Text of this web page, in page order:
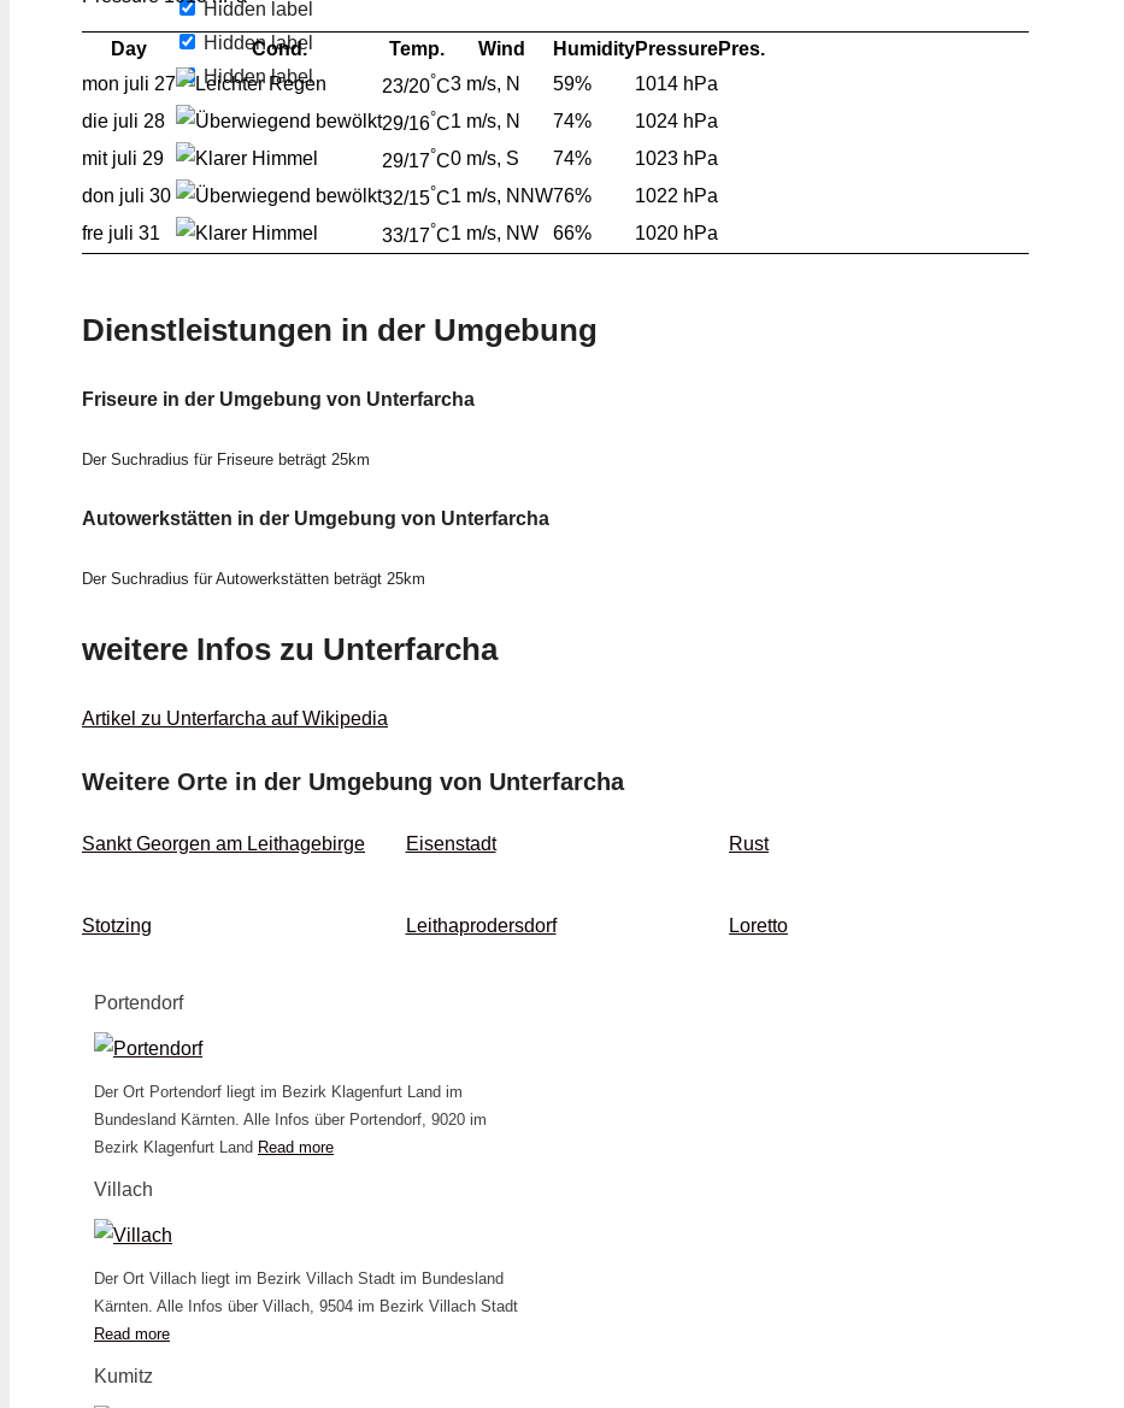
Hidden label
Hidden label
Hidden label
Day Cond. Temp. Wind HumidityPressurePres.
mon juli 27 23/20°C3 m/s, N 59%
1014 hPa
die juli 28 29/16°C1 m/s, N 74%
1024 hPa
mit juli 29 29/17°C0 m/s, S 74%
1023 hPa
don juli 30 32/15°C1 m/s, NNW76%
1022 hPa
fre juli 31 33/17°C1 m/s, NW 66% 1020 hPa
Dienstleistungen in der Umgebung
Friseure in der Umgebung von Unterfarcha
Der Suchradius für Friseure beträgt 25km
Autowerkstätten in der Umgebung von Unterfarcha
Der Suchradius für Autowerkstätten beträgt 25km
weitere Infos zu Unterfarcha
Artikel zu Unterfarcha auf Wikipedia
Weitere Orte in der Umgebung von Unterfarcha
Sankt Georgen am Leithagebirge Eisenstadt Rust
Stotzing Leithaprodersdorf Loretto
Portendorf
Der Ort Portendorf liegt im Bezirk Klagenfurt Land im
Bundesland Kärnten. Alle Infos über Portendorf, 9020 im
Bezirk Klagenfurt Land Read more
Villach
Der Ort Villach liegt im Bezirk Villach Stadt im Bundesland
Kärnten. Alle Infos über Villach, 9504 im Bezirk Villach Stadt
Read more
Kumitz